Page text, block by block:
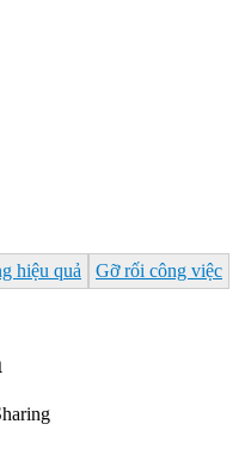
hiệu quả
Gỡ rối công việc